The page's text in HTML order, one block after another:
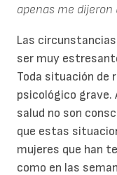
apenas me dijeron
Las
ser muy
Toda situación de
psicológico grave.
salud no son
que estas
mujeres que han
como en las